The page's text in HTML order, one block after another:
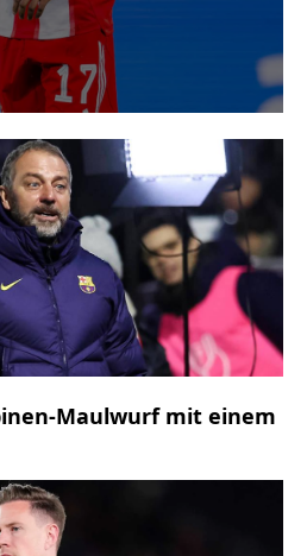
Maulwurf mit einem